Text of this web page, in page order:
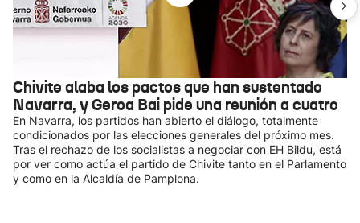
Chivite alaba los pactos que han sustentado
Navarra, y Geroa Bai pide una reunión a cuatro
En Navarra, los partidos han abierto el diálogo, totalmente
condicionados por las elecciones generales del próximo mes.
Tras el rechazo de los socialistas a negociar con EH Bildu, está
por ver como actúa el partido de Chivite tanto en el Parlamento
y como en la Alcaldía de Pamplona.